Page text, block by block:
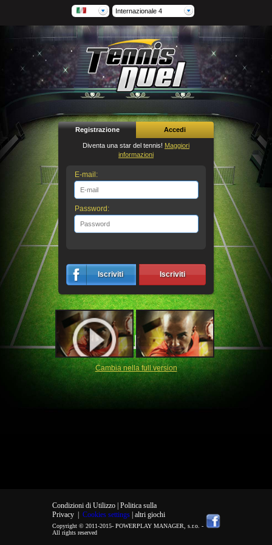
Internazionale 4
Registrazione Accedi
Diventa una star del tennis! Maggiori
informazioni
E-mail:
Password:
Iscriviti Iscriviti
Cambia nella full version
Condizioni di Utilizzo | Politica sulla
Privacy| Cookies settings | altri giochi
Copyright © 2011-2015- POWERPLAY MANAGER, s.r.o. -
All rights reserved